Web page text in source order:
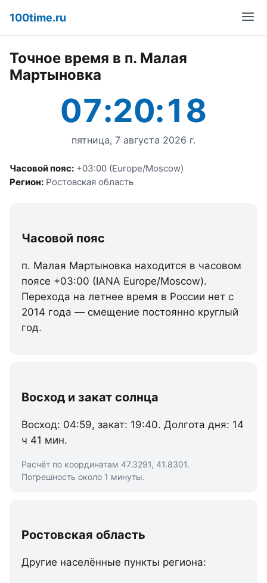
100time.ru
Точное время в п. Малая
Мартыновка
07:20:18
пятница, 7 августа 2026 г.
Часовой пояс: +03:00 (Europe/Moscow)
Регион: Ростовская область
Часовой пояс
п. Малая Мартыновка находится в часовом
поясе +03:00 (IANA Europe/Moscow).
Перехода на летнее время в России нет с
2014 года — смещение постоянно круглый
год.
Восход и закат солнца
Восход: 04:59, закат: 19:40. Долгота дня: 14
ч 41 мин.
Расчёт по координатам 47.3291, 41.8301.
Погрешность около 1 минуты.
Ростовская область
Другие населённые пункты региона: